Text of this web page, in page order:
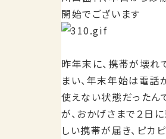
開始でございます
昨年末に、携帯が壊れ
まい、年末年始は電話
使えない状態だったん
が、おかげさまで２日
しい携帯が届き、ピカ